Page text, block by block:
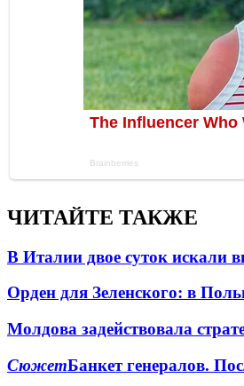
ЧИТАЙТЕ ТАКЖЕ
В Италии двое суток
Орден для Зеленского: в
Молдова задействовала
СюжетБанкет генералов.